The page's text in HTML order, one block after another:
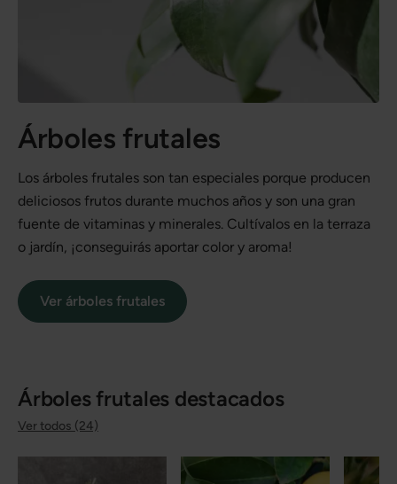
Árboles frutales
Los árboles frutales son tan especiales porque producen
deliciosos frutos durante muchos años y son una gran
fuente de vitaminas y minerales. Cultívalos en la terraza
o jardín, ¡conseguirás aportar color y aroma!
Ver árboles frutales
Árboles frutales destacados
Ver todos (24)